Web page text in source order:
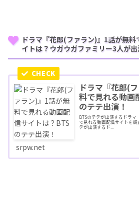
ドラマ『花郎(ファラン)』1話が無料
イトは？ウガウガファミリー3人が出
ドラマ『花郎(
料で見れる動画
のテテ出演！
BTSのテテが出演するドラ
で見れる動画配信サイトを
テが出演するド...
srpw.net